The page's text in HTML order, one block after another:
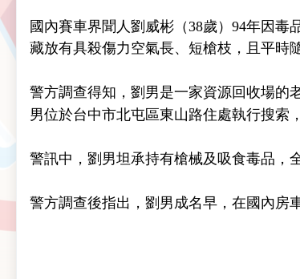
國內賽車界聞人劉威彬（38歲）94年因
藏放有具殺傷力空氣長、短槍枝，且平時
警方調查得知，劉男是一家資源回收場的
男位於台中市北屯區東山路住處執行搜索
警訊中，劉男坦承持有槍械及吸食毒品，
警方調查後指出，劉男成名早，在國內房